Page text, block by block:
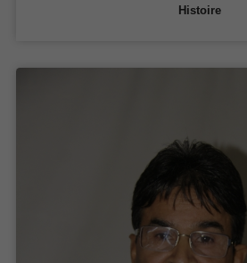
Histoire